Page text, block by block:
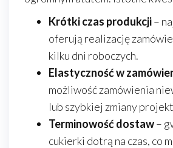
Krótki czas produkcji–
oferują realizację
kilku dni roboczych.
Elastyczność w
możliwość zamówienia
lub szybkiej zmiany
Terminowość dostaw–
cukierki dotrą na czas, co